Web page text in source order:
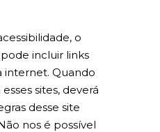
o
incluir links
internet. Quando
sites, deverá
desse site
nos é possível